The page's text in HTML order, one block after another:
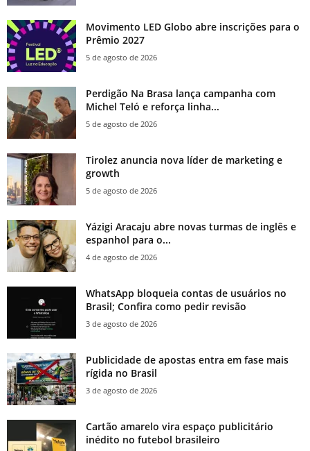
Movimento LED Globo abre inscrições para o
Prêmio 2027
5 de agosto de 2026
Perdigão Na Brasa lança campanha com
Michel Teló e reforça linha...
5 de agosto de 2026
Tirolez anuncia nova líder de marketing e
growth
5 de agosto de 2026
Yázigi Aracaju abre novas turmas de inglês e
espanhol para o...
4 de agosto de 2026
WhatsApp bloqueia contas de usuários no
Brasil; Confira como pedir revisão
3 de agosto de 2026
Publicidade de apostas entra em fase mais
rígida no Brasil
3 de agosto de 2026
Cartão amarelo vira espaço publicitário
inédito no futebol brasileiro